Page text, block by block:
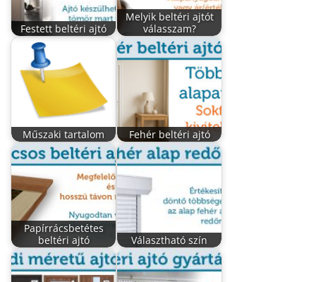
Festett beltéri ajtó
Melyik beltéri ajtót
válasszam?
Műszaki tartalom Fehér beltéri ajtó
Papírrácsbetétes
beltéri ajtó
Választható szín